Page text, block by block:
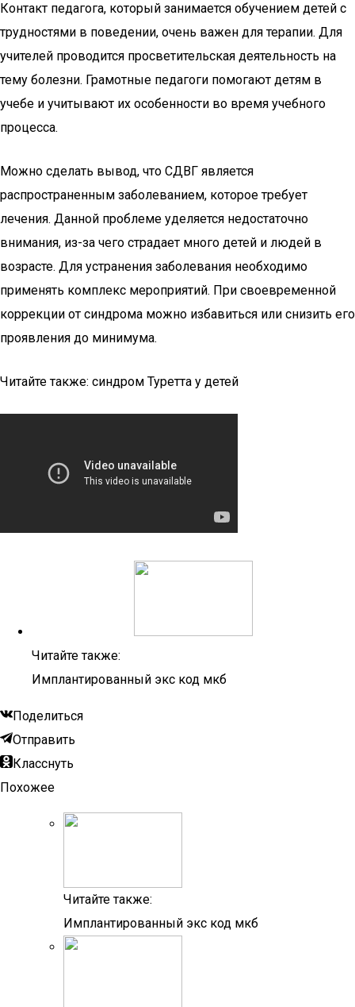
Контакт педагога, который занимается обучением детей с
трудностями в поведении, очень важен для терапии. Для
учителей проводится просветительская деятельность на
тему болезни. Грамотные педагоги помогают детям в
учебе и учитывают их особенности во время учебного
процесса.
Можно сделать вывод, что СДВГ является
распространенным заболеванием, которое требует
лечения. Данной проблеме уделяется недостаточно
внимания, из-за чего страдает много детей и людей в
возрасте. Для устранения заболевания необходимо
применять комплекс мероприятий. При своевременной
коррекции от синдрома можно избавиться или снизить его
проявления до минимума.
Читайте также: синдром Туретта у детей
Читайте также:
Имплантированный экс код мкб
Поделиться
Отправить
Класснуть
Похожее
Читайте также:
Имплантированный экс код мкб